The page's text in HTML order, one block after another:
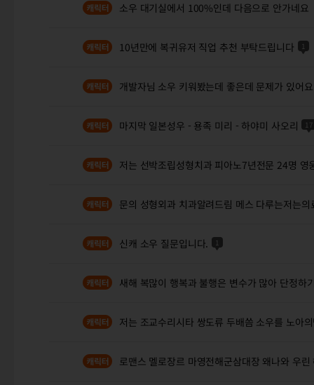
소우 대기실에서 100%인데 다음으로 안가네요
10년만에 복귀유저 직업 추천 부탁드립니다 1
개발자님 소우 키워봤는데 좋은데 문제가 있어요
마지막 일본성우 - 용족 미리 - 하야미 사오리 17
저는 선박조립성형치과 피아노7년전문 24명 영
문의 성형외과 치과알려드림 메스 다루는저는의
신캐 소우 질문입니다. 1
새해 복많이 행복과 불행은 변수가 많아 단정하
저는 조교수리시타 쌍도류 두배씀 소우를 노아
로맨스 멜로장르 마영전해군삼대장 왜나와 우린